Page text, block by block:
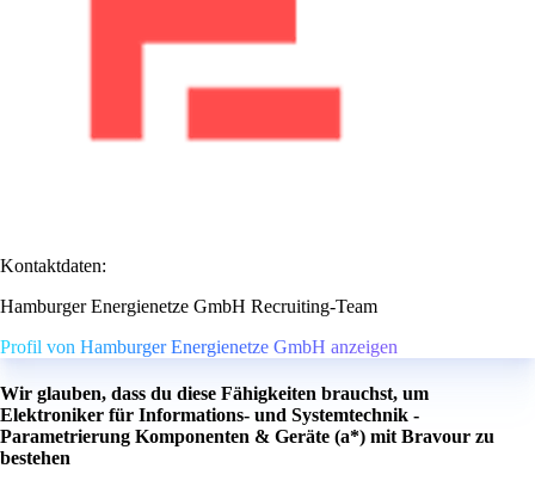
Kontaktdaten:
Hamburger Energienetze GmbH Recruiting-Team
Profil von Hamburger Energienetze GmbH anzeigen
Wir glauben, dass du diese Fähigkeiten brauchst, um
Elektroniker für Informations- und Systemtechnik -
Parametrierung Komponenten & Geräte (a*) mit Bravour zu
bestehen